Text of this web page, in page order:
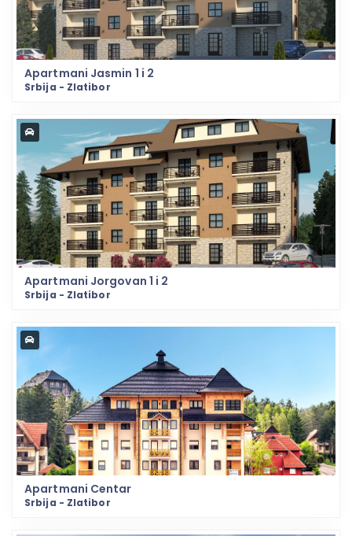
Apartmani Jasmin 1 i 2
Srbija - Zlatibor
Apartmani Jorgovan 1 i 2
Srbija - Zlatibor
Apartmani Centar
Srbija - Zlatibor